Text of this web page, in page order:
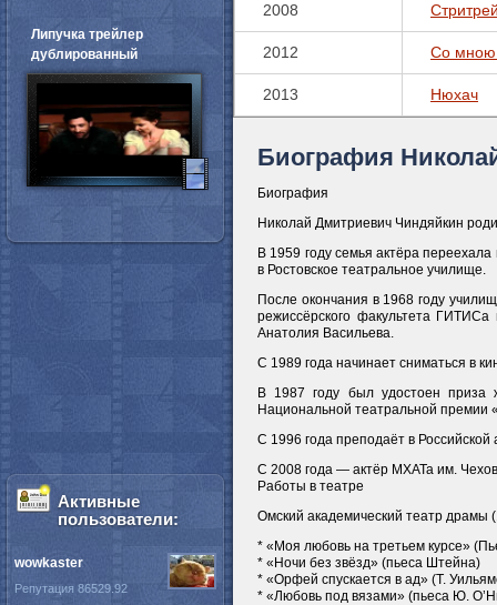
2008
2012 Со мною
2013 Нюхач
Биография
Биография
Николай Дмитриевич Чиндяйкин
В 1959 году семья актёра
в Ростовское театральное училище.
После окончания в 1968 году
режиссёрского факультета ГИТИСа
Анатолия Васильева.
С 1989 года начинает сниматься в
В 1987 году был удостоен приза
Национальной театральной премии
С 1996 года преподаёт в Российской
C 2008 года — актёр МХАТа им.
Работы в театре
Омский академический театр
* «Моя любовь на третьем курсе»
* «Ночи без звёзд» (пьеса Штейна)
* «Орфей спускается в ад» (Т.
* «Любовь под вязами» (пьеса Ю.
Липучка трейлер
дублированный
Активные
пользователи:
wowkaster
Репутация 86529.92